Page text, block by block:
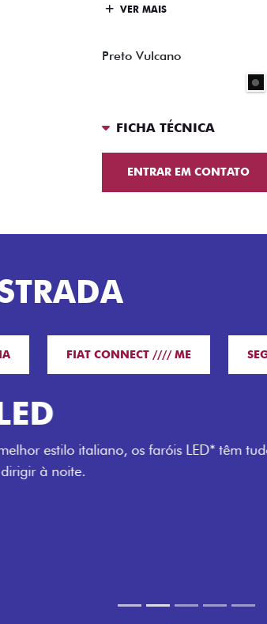
VER MAIS
Preto Vulcano
FICHA TÉCNICA
ENTRAR EM CONTATO
FIAT CONNECT //// ME
LUGARES